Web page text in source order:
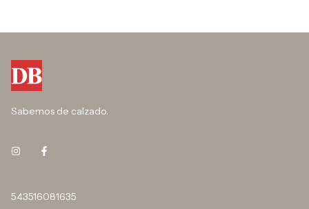
Sabemos de calzado.
543516081635